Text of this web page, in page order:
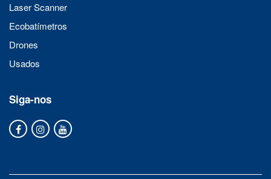
Laser Scanner
Ecobatímetros
Drones
Usados
Siga-nos